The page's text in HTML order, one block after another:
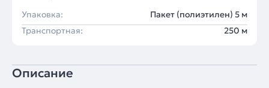
Упаковка:
Пакет (полиэтилен) 5 м
Транспортная:
250 м
Описание